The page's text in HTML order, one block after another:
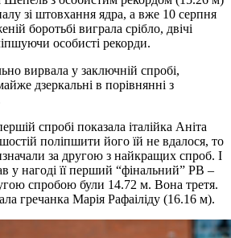
зі штовхання ядра, а вже 10 серпня
боротьбі виграла срібло, двічі
особисті рекорди.
вирвала у заключній спробі,
дзеркальні в порівнянні з
спробі показала італійка Аніта
поліпшити його їй не вдалося, то
за другою з найкращих спроб. І
у нагоді її перший “фінальний” РВ –
спробою були 14.72 м. Вона третя.
гречанка Марія Рафаіліду (16.16 м).